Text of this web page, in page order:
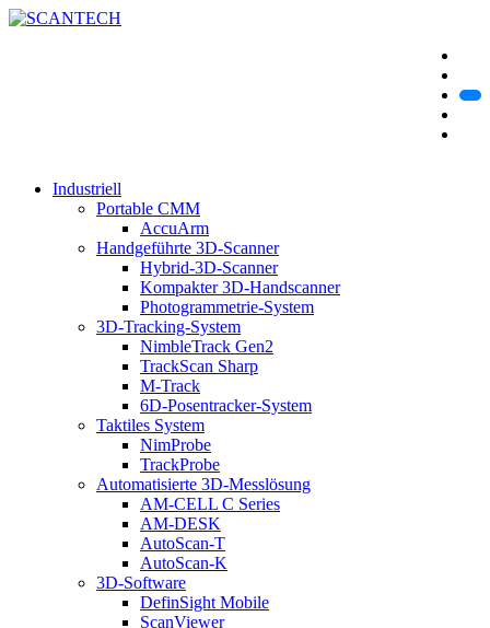
Industriell
Portable CMM
AccuArm
Handgeführte 3D-Scanner
Hybrid-3D-Scanner
Kompakter 3D-Handscanner
Photogrammetrie-System
3D-Tracking-System
NimbleTrack Gen2
TrackScan Sharp
M-Track
6D-Posentracker-System
Taktiles System
NimProbe
TrackProbe
Automatisierte 3D-Messlösung
AM-CELL C Series
AM-DESK
AutoScan-T
AutoScan-K
3D-Software
DefinSight Mobile
ScanViewer